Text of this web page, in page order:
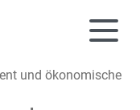
und ökonomische